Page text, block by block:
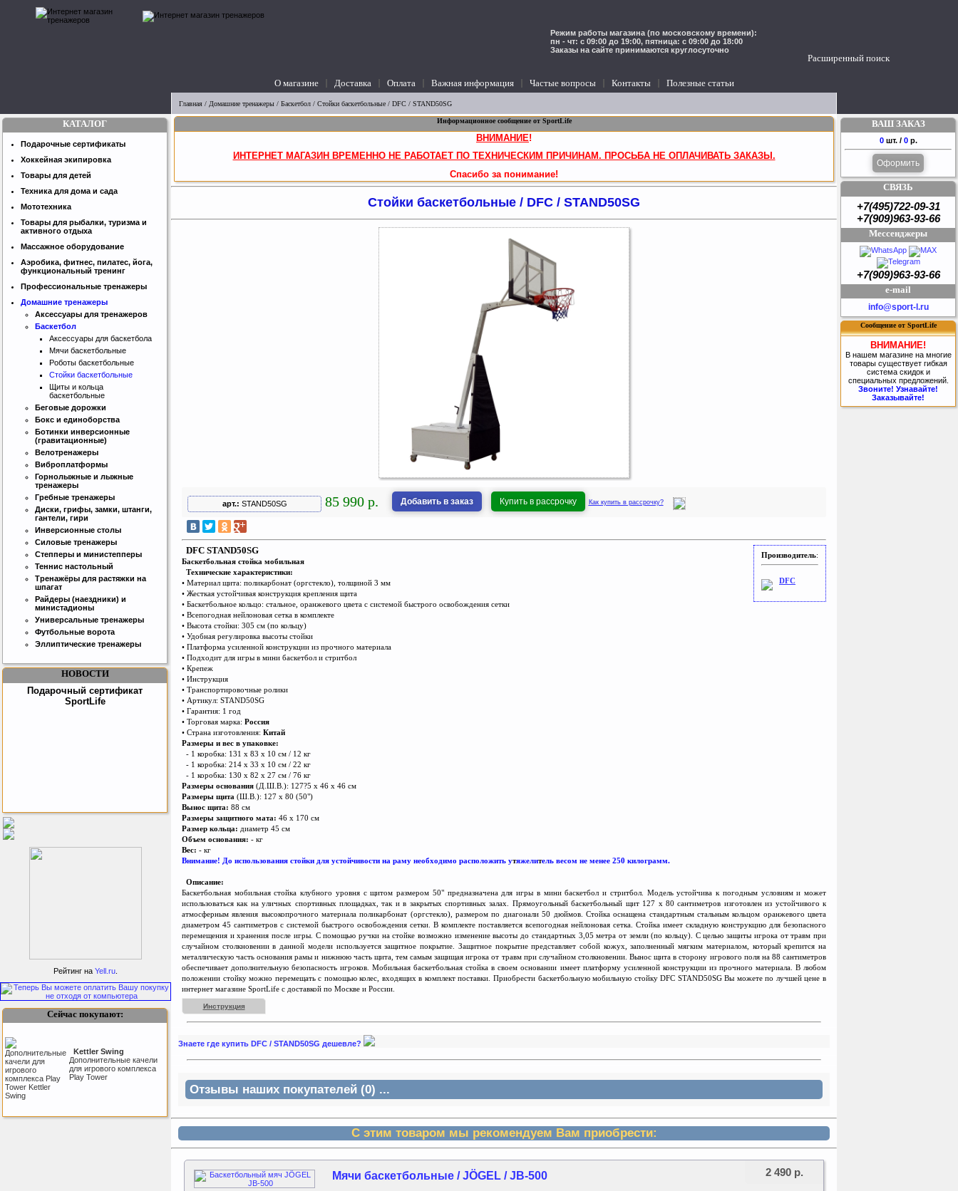
Расширенный поиск
Режим работы магазина (по московскому времени):
пн - чт: с 09:00 до 19:00, пятница: с 09:00 до 18:00
Заказы на сайте принимаются круглосуточно
О магазине Доставка Оплата Важная информация Частые вопросы Контакты Полезные статьи
Главная / Домашние тренажеры / Баскетбол / Стойки баскетбольные / DFC / STAND50SG
Информационное сообщение от SportLife
ВНИМАНИЕ!
ИНТЕРНЕТ МАГАЗИН ВРЕМЕННО НЕ РАБОТАЕТ ПО ТЕХНИЧЕСКИМ ПРИЧИНАМ. ПРОСЬБА НЕ ОПЛАЧИВАТЬ ЗАКАЗЫ.
Спасибо за понимание!
Стойки баскетбольные / DFC / STAND50SG
арт.: STAND50SG 85 990 р. Добавить в заказ Купить в рассрочку Как купить в рассрочку?
Производитель:
DFC
DFC STAND50SG
Баскетбольная стойка мобильная
Технические характеристики:
• Материал щита: поликарбонат (оргстекло), толщиной 3 мм
• Жесткая устойчивая конструкция крепления щита
• Баскетбольное кольцо: стальное, оранжевого цвета с системой быстрого освобождения сетки
• Всепогодная нейлоновая сетка в комплекте
• Высота стойки: 305 см (по кольцу)
• Удобная регулировка высоты стойки
• Платформа усиленной конструкции из прочного материала
• Подходит для игры в мини баскетбол и стритбол
• Крепеж
• Инструкция
• Транспортировочные ролики
• Артикул: STAND50SG
• Гарантия: 1 год
• Торговая марка: Россия
• Страна изготовления: Китай
Размеры и вес в упаковке:
- 1 коробка: 131 х 83 х 10 см / 12 кг
- 1 коробка: 214 х 33 х 10 см / 22 кг
- 1 коробка: 130 х 82 х 27 см / 76 кг
Размеры основания (Д.Ш.В.): 127?5 х 46 х 46 см
Размеры щита (Ш.В.): 127 х 80 (50")
Вынос щита: 88 см
Размеры защитного мата: 46 х 170 см
Размер кольца: диаметр 45 см
Объем основания: - кг
Вес: - кг
Внимание! До использования стойки для устойчивости на раму необходимо расположить утяжелитель весом не менее 250 килограмм.
Описание:
Баскетбольная мобильная стойка клубного уровня с щитом размером 50" предназначена для игры в мини баскетбол и стритбол. Модель устойчива к погодным условиям и может
использоваться как на уличных спортивных площадках, так и в закрытых спортивных залах. Прямоугольный баскетбольный щит 127 х 80 сантиметров изготовлен из устойчивого к
атмосферным явления высокопрочного материала поликарбонат (оргстекло), размером по диагонали 50 дюймов. Стойка оснащена стандартным стальным кольцом оранжевого цвета
диаметром 45 сантиметров с системой быстрого освобождения сетки. В комплекте поставляется всепогодная нейлоновая сетка. Стойка имеет складную конструкцию для безопасного
перемещения и хранения после игры. С помощью ручки на стойке возможно изменение высоты до стандартных 3,05 метра от земли (по кольцу). С целью защиты игрока от травм при
случайном столкновении в данной модели используется защитное покрытие. Защитное покрытие представляет собой кожух, заполненный мягким материалом, который крепится на
металлическую часть основания рамы и нижнюю часть щита, тем самым защищая игрока от травм при случайном столкновении. Вынос щита в сторону игрового поля на 88 сантиметров
обеспечивает дополнительную безопасность игроков. Мобильная баскетбольная стойка в своем основании имеет платформу усиленной конструкции из прочного материала. В любом
положении стойку можно перемещать с помощью колес, входящих в комплект поставки. Приобрести баскетбольную мобильную стойку DFC STAND50SG Вы можете по лучшей цене в
интернет магазине SportLife с доставкой по Москве и России.
Инструкция
Знаете где купить DFC / STAND50SG дешевле?
Отзывы наших покупателей (0) ...
С этим товаром мы рекомендуем Вам приобрести:
Мячи баскетбольные / JÖGEL / JB-500 2 490 р.
КАТАЛОГ
Подарочные сертификаты
Хоккейная экипировка
Товары для детей
Техника для дома и сада
Мототехника
Товары для рыбалки, туризма и
активного отдыха
Массажное оборудование
Аэробика, фитнес, пилатес, йога,
функциональный тренинг
Профессиональные тренажеры
Домашние тренажеры
Аксессуары для тренажеров
Баскетбол
Аксессуары для баскетбола
Мячи баскетбольные
Роботы баскетбольные
Стойки баскетбольные
Щиты и кольца
баскетбольные
Беговые дорожки
Бокс и единоборства
Ботинки инверсионные
(гравитационные)
Велотренажеры
Виброплатформы
Горнолыжные и лыжные
тренажеры
Гребные тренажеры
Диски, грифы, замки, штанги,
гантели, гири
Инверсионные столы
Силовые тренажеры
Степперы и министепперы
Теннис настольный
Тренажёры для растяжки на
шпагат
Райдеры (наездники) и
министадионы
Универсальные тренажеры
Футбольные ворота
Эллиптические тренажеры
НОВОСТИ
Интернет магазин SportLife
Работаем на рынке спортивных
товаров с 2008 года!
Бесплатная сборка и доставка
товара!
Подарочный сертификат
SportLife
Рейтинг на Yell.ru
Сейчас покупают:
батута 3,05м (Т-
коннектор)
Каркас батута Sport Elite
диаметром 3,05 метра
(10FT)
Kettler Swing
Дополнительные качели
для игрового комплекса
Play Tower
ВАШ ЗАКАЗ
0 шт. / 0 р.
Оформить
СВЯЗЬ
+7(495)722-09-31
+7(909)963-93-66
Мессенджеры
+7(909)963-93-66
e-mail
info@sport-l.ru
Сообщение от SportLife
ВНИМАНИЕ!
В нашем магазине на многие
товары существует гибкая
система скидок и
специальных предложений.
Звоните! Узнавайте!
Заказывайте!